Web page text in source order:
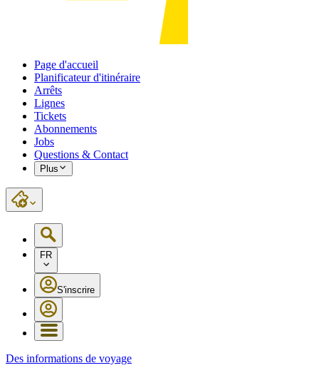
Page d'accueil
Planificateur d'itinéraire
Arrêts
Lignes
Tickets
Abonnements
Jobs
Questions & Contact
Plus
FR
S'inscrire
Des informations de voyage